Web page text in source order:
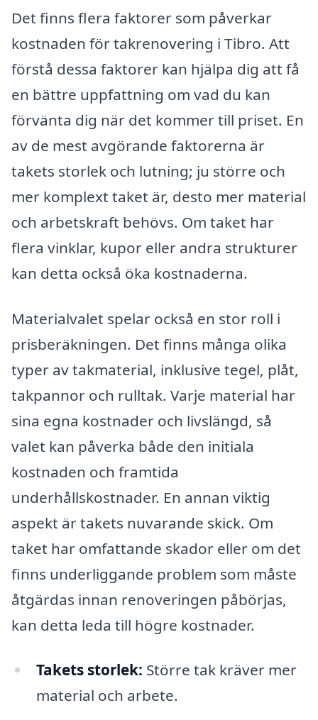
Det finns flera faktorer som påverkar
kostnaden för takrenovering i Tibro. Att
förstå dessa faktorer kan hjälpa dig att få
en bättre uppfattning om vad du kan
förvänta dig när det kommer till priset. En
av de mest avgörande faktorerna är
takets storlek och lutning; ju större och
mer komplext taket är, desto mer material
och arbetskraft behövs. Om taket har
flera vinklar, kupor eller andra strukturer
kan detta också öka kostnaderna.
Materialvalet spelar också en stor roll i
prisberäkningen. Det finns många olika
typer av takmaterial, inklusive tegel, plåt,
takpannor och rulltak. Varje material har
sina egna kostnader och livslängd, så
valet kan påverka både den initiala
kostnaden och framtida
underhållskostnader. En annan viktig
aspekt är takets nuvarande skick. Om
taket har omfattande skador eller om det
finns underliggande problem som måste
åtgärdas innan renoveringen påbörjas,
kan detta leda till högre kostnader.
Takets storlek: Större tak kräver mer
material och arbete.